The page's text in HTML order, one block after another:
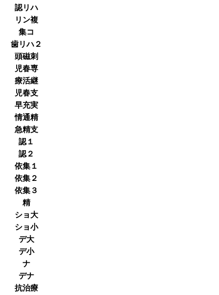
認リハ
リン複
集コ
歯リハ２
頭磁刺
児春専
療活継
児春支
早充実
情通精
急精支
認１
認２
依集１
依集２
依集３
精
ショ大
ショ小
デ大
デ小
ナ
デナ
抗治療